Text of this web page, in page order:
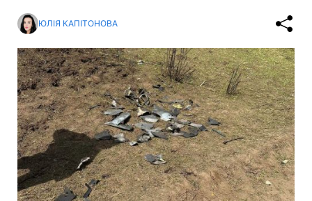
ЮЛІЯ КАПІТОНОВА